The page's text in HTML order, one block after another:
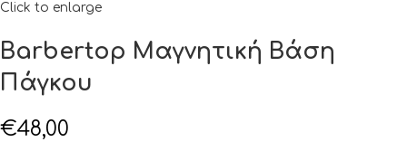
Click to enlarge
Barbertop Μαγνητική Βάση
Πάγκου
€48,00